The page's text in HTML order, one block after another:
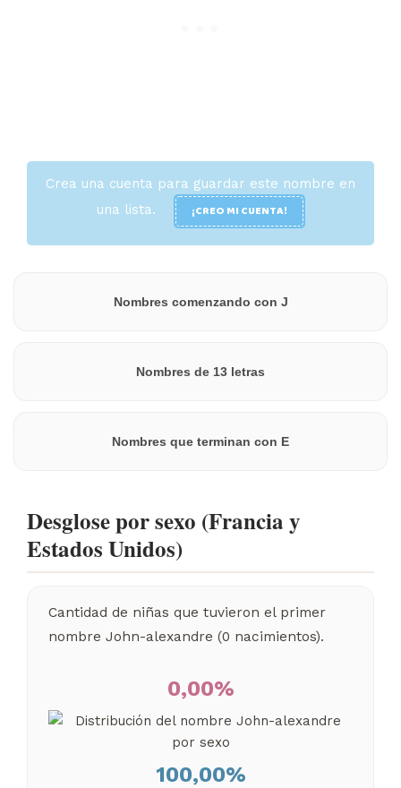
Crea una cuenta para guardar este nombre en
una lista.
¡CREO MI CUENTA!
Nombres comenzando con J
Nombres de 13 letras
Nombres que terminan con E
Desglose por sexo (Francia y
Estados Unidos)
Cantidad de niñas que tuvieron el primer
nombre John-alexandre (0 nacimientos).
0,00%
100,00%